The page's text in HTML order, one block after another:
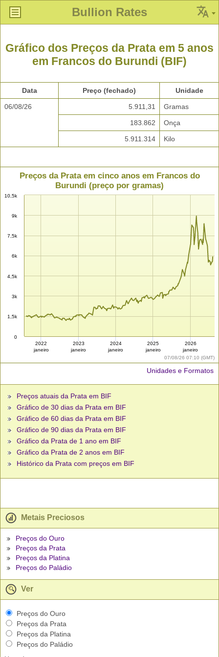
Bullion Rates
Gráfico dos Preços da Prata em 5 anos
em Francos do Burundi (BIF)
Data Preço (fechado) Unidade
06/08/26 5.911,31 Gramas
183.862 Onça
5.911.314 Kilo
07/08/26 07:10 (GMT)
Preços da Prata em cinco anos em Francos do
Burundi (preço por gramas)
0
1,5k
3k
4,5k
6k
7,5k
9k
10,5k
2022
janeiro
2023
janeiro
2024
janeiro
2025
janeiro
2026
janeiro
Unidades e Formatos
Preços atuais da Prata em BIF
Gráfico de 30 dias da Prata em BIF
Gráfico de 60 dias da Prata em BIF
Gráfico de 90 dias da Prata em BIF
Gráfico da Prata de 1 ano em BIF
Gráfico da Prata de 2 anos em BIF
Histórico da Prata com preços em BIF
Metais Preciosos
Preços do Ouro
Preços da Prata
Preços da Platina
Preços do Paládio
Ver
Preços do Ouro
Preços da Prata
Preços da Platina
Preços do Paládio